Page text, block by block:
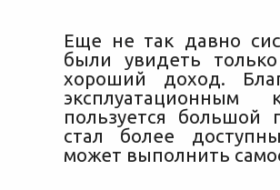
Еще не так давно
были увидеть
хороший доход.
пользуется большой
стал более
может выполнить